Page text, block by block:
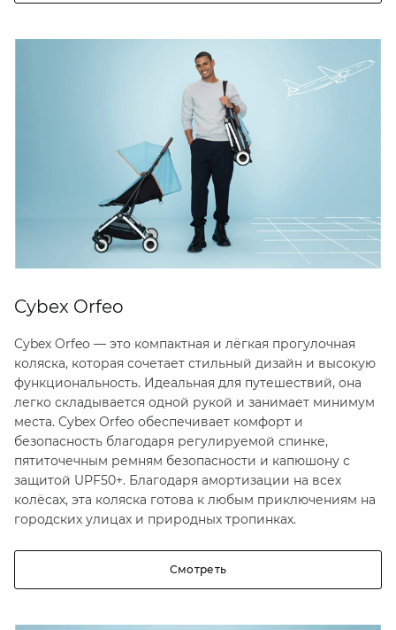
Cybex Orfeo
Cybex Orfeo — это компактная и лёгкая прогулочная
коляска, которая сочетает стильный дизайн и высокую
функциональность. Идеальная для путешествий, она
легко складывается одной рукой и занимает минимум
места. Cybex Orfeo обеспечивает комфорт и
безопасность благодаря регулируемой спинке,
пятиточечным ремням безопасности и капюшону с
защитой UPF50+. Благодаря амортизации на всех
колёсах, эта коляска готова к любым приключениям на
городских улицах и природных тропинках.
Смотреть